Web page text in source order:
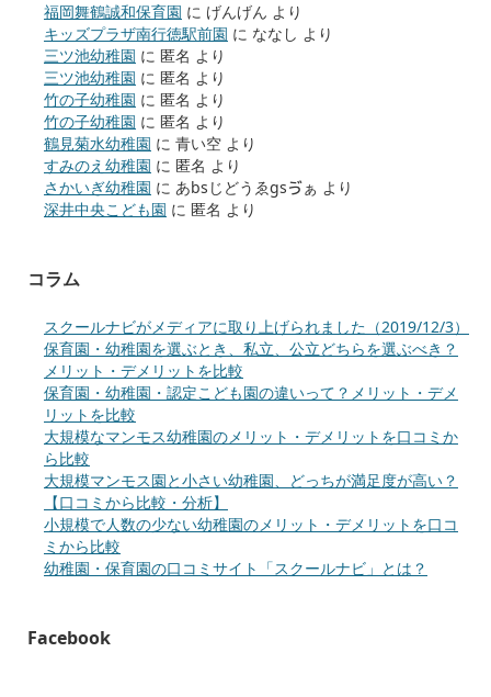
福岡舞鶴誠和保育園 に げんげん より
キッズプラザ南行徳駅前園 に ななし より
三ツ池幼稚園 に 匿名 より
三ツ池幼稚園 に 匿名 より
竹の子幼稚園 に 匿名 より
竹の子幼稚園 に 匿名 より
鶴見菊水幼稚園 に 青い空 より
すみのえ幼稚園 に 匿名 より
さかいぎ幼稚園 に あbsじどうゑgsゔぁ より
深井中央こども園 に 匿名 より
コラム
スクールナビがメディアに取り上げられました（2019/12/3）
保育園・幼稚園を選ぶとき、私立、公立どちらを選ぶべき？
メリット・デメリットを比較
保育園・幼稚園・認定こども園の違いって？メリット・デメ
リットを比較
大規模なマンモス幼稚園のメリット・デメリットを口コミか
ら比較
大規模マンモス園と小さい幼稚園、どっちが満足度が高い？
【口コミから比較・分析】
小規模で人数の少ない幼稚園のメリット・デメリットを口コ
ミから比較
幼稚園・保育園の口コミサイト「スクールナビ」とは？
Facebook